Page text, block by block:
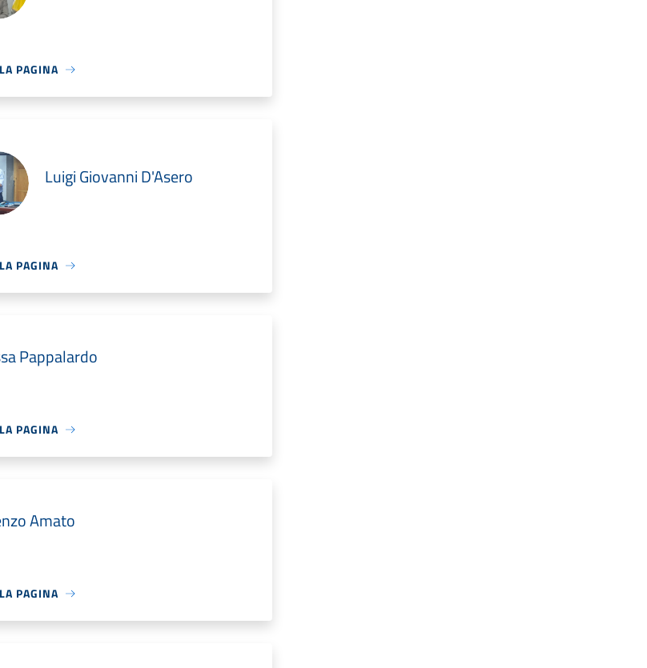
PAGINA
Luigi Giovanni D'Asero
PAGINA
Pappalardo
PAGINA
Amato
PAGINA